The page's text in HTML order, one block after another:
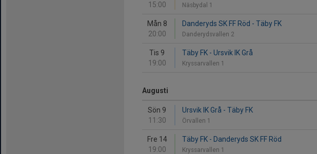
15:00
Näsbydal 1
Mån 8
20:00
Danderyds SK FF Röd - Täby FK
Danderydsvallen 2
Tis 9
19:00
Täby FK - Ursvik IK Grå
Kryssarvallen 1
Augusti
Sön 9
11:30
Ursvik IK Grå - Täby FK
Örvallen 1
Fre 14
19:00
Täby FK - Danderyds SK FF Röd
Kryssarvallen 1